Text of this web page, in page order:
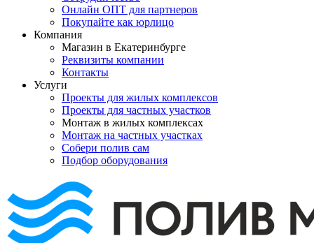
Онлайн ОПТ для партнеров
Покупайте как юрлицо
Компания
Магазин в Екатеринбурге
Реквизиты компании
Контакты
Услуги
Проекты для жилых комплексов
Проекты для частных участков
Монтаж в жилых комплексах
Монтаж на частных участках
Собери полив сам
Подбор оборудования